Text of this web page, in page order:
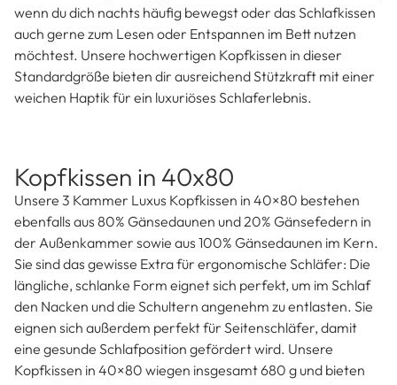
Kopfkissen in 80x80
Kopfkissen in Größe 80×80 bestehen aus 80%
Wahl – und das nicht ohne Grund: Kopfkissen in 80×80 sind
voluminös und großzügig für maximalen Komfort. Ideal also,
wenn du dich nachts häufig bewegst oder das Schlafkissen
auch gerne zum Lesen oder Entspannen im Bett nutzen
möchtest. Unsere hochwertigen Kopfkissen in dieser
Standardgröße bieten dir ausreichend Stützkraft mit einer
weichen Haptik für ein luxuriöses Schlaferlebnis.